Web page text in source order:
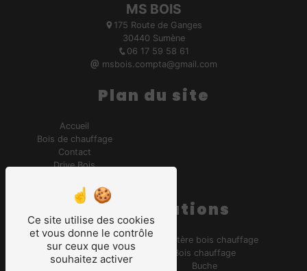
MS BOIS
175 Route de Ganges
30440 Sumène
06 17 59 58 61
msbois.compta@gmail.com
Plan du site
Accueil
Bois de chauffage
Contact
Drive Bois
Nos prestations
Bois de chauffage
Buche chauffage
Palette bois de chauffage
Tarif stère bois chauffage
Bois chauffage
Buche
Ce site utilise des cookies
et vous donne le contrôle
sur ceux que vous
souhaitez activer